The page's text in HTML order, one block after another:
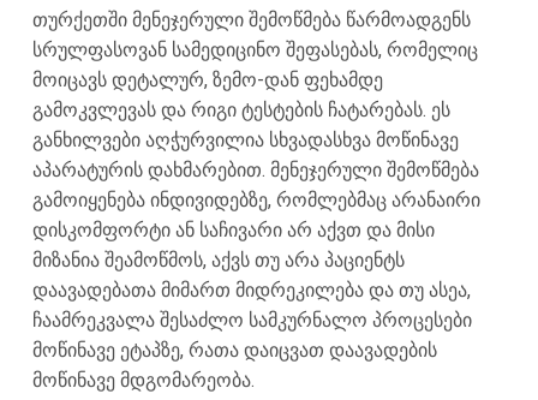
თურქეთში მენეჯერული შემოწმება წარმოადგენს
სრულფასოვან სამედიცინო შეფასებას, რომელიც
მოიცავს დეტალურ, ზემო-დან ფეხამდე
გამოკვლევას და რიგი ტესტების ჩატარებას. ეს
განხილვები აღჭურვილია სხვადასხვა მოწინავე
აპარატურის დახმარებით. მენეჯერული შემოწმება
გამოიყენება ინდივიდებზე, რომლებმაც არანაირი
დისკომფორტი ან საჩივარი არ აქვთ და მისი
მიზანია შეამოწმოს, აქვს თუ არა პაციენტს
დაავადებათა მიმართ მიდრეკილება და თუ ასეა,
ჩაამრეკვალა შესაძლო სამკურნალო პროცესები
მოწინავე ეტაპზე, რათა დაიცვათ დაავადების
მოწინავე მდგომარეობა.